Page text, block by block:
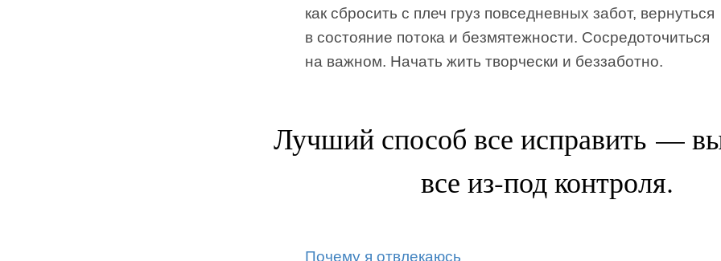
как сбросить с плеч груз повседневных забот, вернуться
в состояние потока и безмятежности. Сосредоточиться
на важном. Начать жить творчески и беззаботно.
Лучший способ все исправить —
все из-под контроля.
Почему я отвлекаюсь